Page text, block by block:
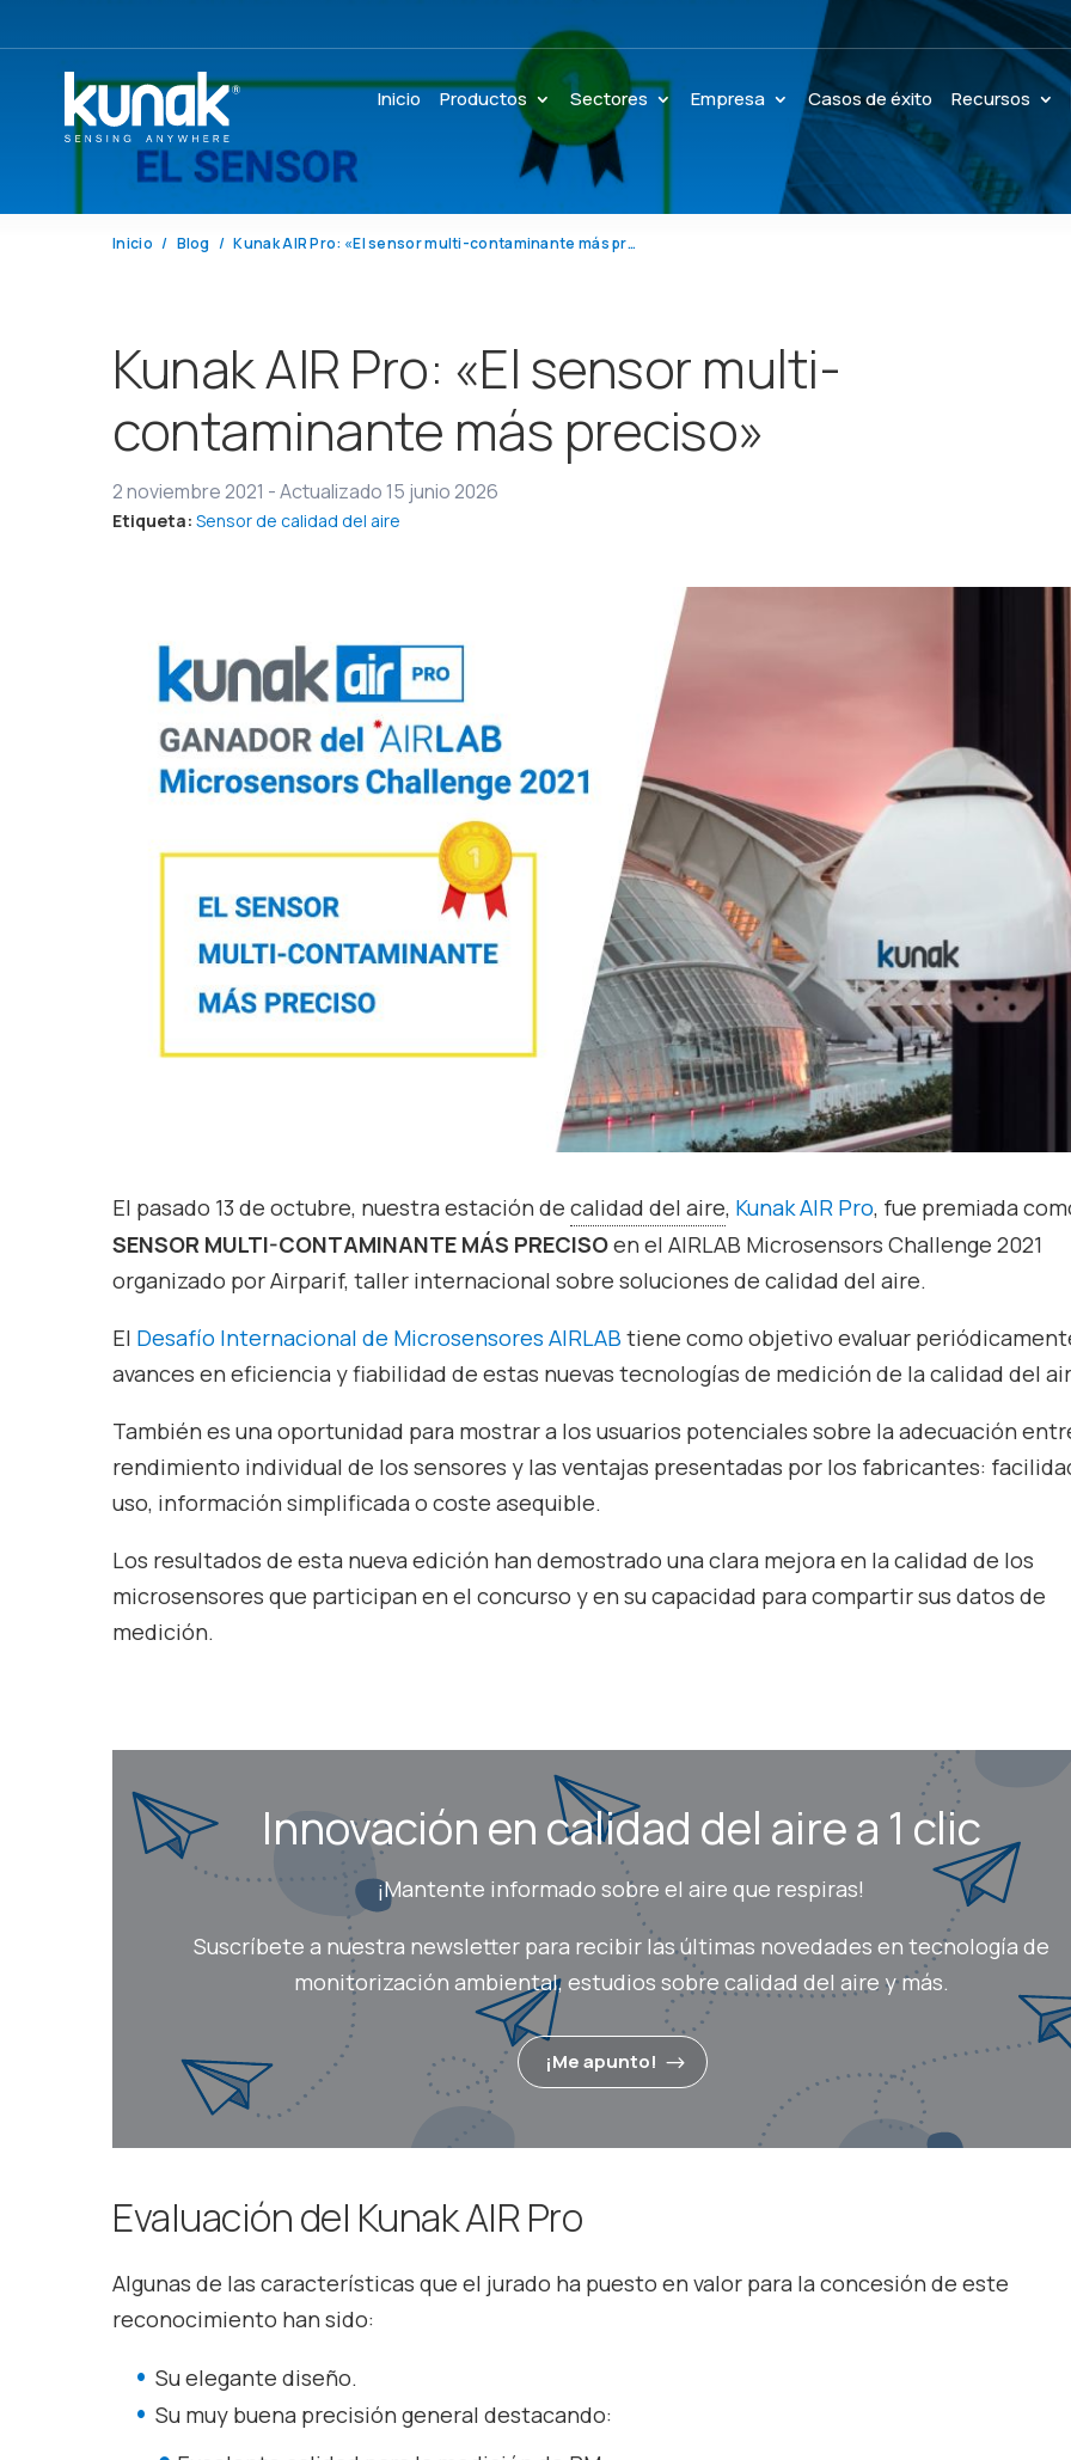
Inicio Productos Sectores Empresa Casos de éxito Recursos
Inicio Blog Kunak AIR Pro: «El sensor multi-contaminante más preciso»
Kunak AIR Pro: «El sensor multi-
contaminante más preciso»
2 noviembre 2021 -Actualizado 15 junio 2026
Etiqueta:Sensor de calidad del aire
El pasado 13 de octubre, nuestra estación decalidad del aire, Kunak AIR Pro, fue premiada
SENSOR MULTI-CONTAMINANTE MÁS PRECISOen el AIRLAB Microsensors Challenge 2021
organizado por Airparif, taller internacional sobre soluciones de calidad del aire.
El Desafío Internacional de Microsensores AIRLAB tiene como objetivo evaluar
avances en eficiencia y fiabilidad de estas nuevas tecnologías de medición de la calidad del
También es una oportunidad para mostrar a los usuarios potenciales sobre la adecuación
rendimiento individual de los sensores y las ventajas presentadas por los fabricantes:
uso, información simplificada o coste asequible.
Los resultados de esta nueva edición han demostrado una clara mejora en la calidad de los
microsensores que participan en el concurso y en su capacidad para compartir sus datos de
medición.
Innovación en calidad del aire a 1 clic
¡Mantente informado sobre el aire que respiras!
Suscríbete a nuestra newsletter para recibir las últimas novedades en tecnología de
monitorización ambiental, estudios sobre calidad del aire y más.
¡Me apunto!
Evaluación del KunakAIR Pro
Algunas de las características que el jurado ha puesto en valor para la concesión de este
reconocimiento han sido:
Su elegante diseño.
Su muy buena precisión general destacando: